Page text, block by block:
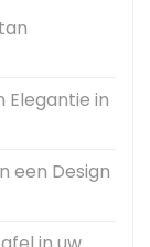
Elegantie in
een Design